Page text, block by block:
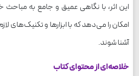
این اثر، با نگاهی عمیق و جامع به مباحث
امکان را می‌دهد که با ابزارها و تکنیک‌های
آشنا شوند.
خلاصه‌ای از محتوای کتاب